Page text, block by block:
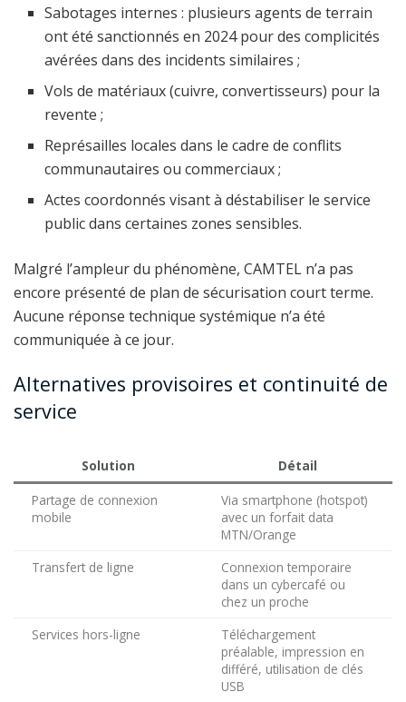
Sabotages internes : plusieurs agents de terrain
ont été sanctionnés en 2024 pour des complicités
avérées dans des incidents similaires ;
Vols de matériaux (cuivre, convertisseurs) pour la
revente ;
Représailles locales dans le cadre de conflits
communautaires ou commerciaux ;
Actes coordonnés visant à déstabiliser le service
public dans certaines zones sensibles.
Malgré l’ampleur du phénomène, CAMTEL n’a pas
encore présenté de plan de sécurisation court terme.
Aucune réponse technique systémique n’a été
communiquée à ce jour.
Alternatives provisoires et continuité de
service
Solution
Détail
Partage de connexion
mobile
Via smartphone (hotspot)
avec un forfait data
MTN/Orange
Transfert de ligne
Connexion temporaire
dans un cybercafé ou
chez un proche
Services hors-ligne
Téléchargement
préalable, impression en
différé, utilisation de clés
USB